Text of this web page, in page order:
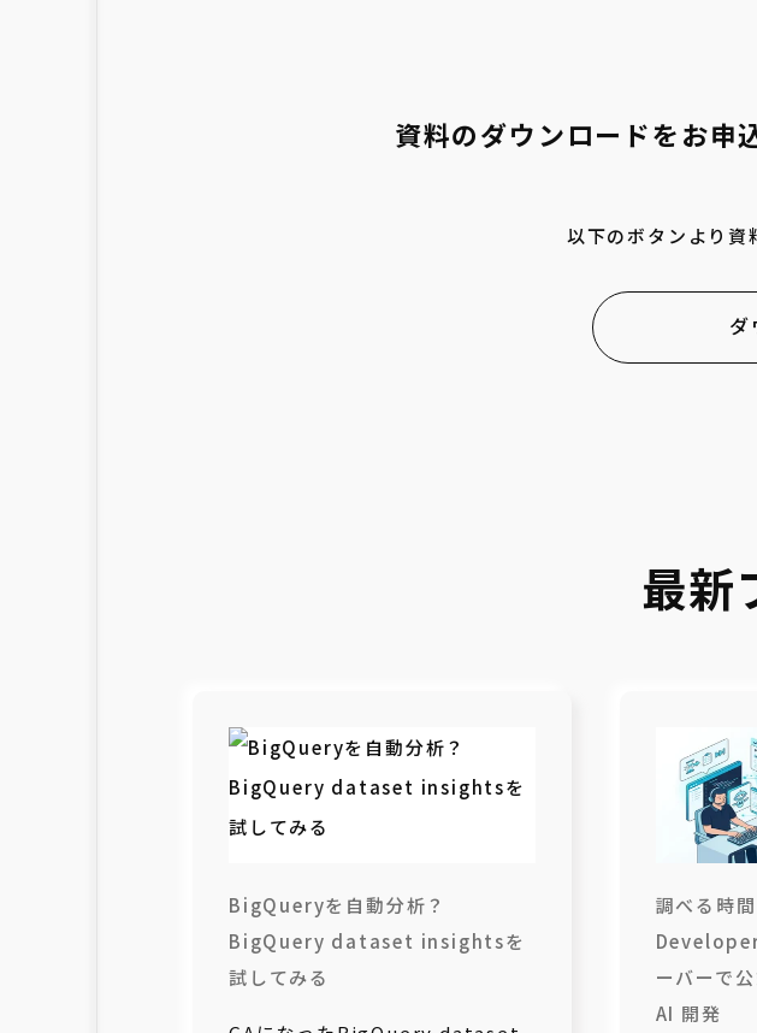
資料のダウンロードをお申
以下のボタンより資
ダ
最新
BigQueryを自動分析？
BigQuery dataset insightsを
試してみる
調べる時
ーバーで
AI 開発